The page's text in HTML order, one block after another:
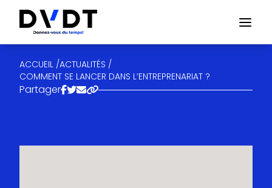
ACCUEIL /ACTUALITÉS /
COMMENT SE LANCER DANS L’ENTREPRENARIAT ?
Partager